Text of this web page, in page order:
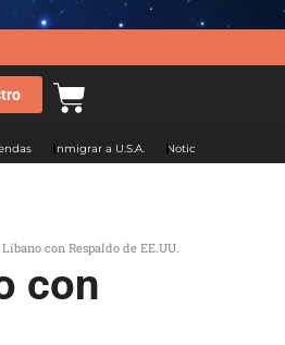
Inmigrar a U.S.A. Noticias Argentina
con Respaldo de EE.UU.
con